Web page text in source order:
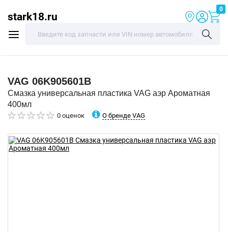
stark18.ru
0
VAG 06K905601B
Смазка универсальная пластика VAG аэр Ароматная
400мл
0 оценок О бренде VAG